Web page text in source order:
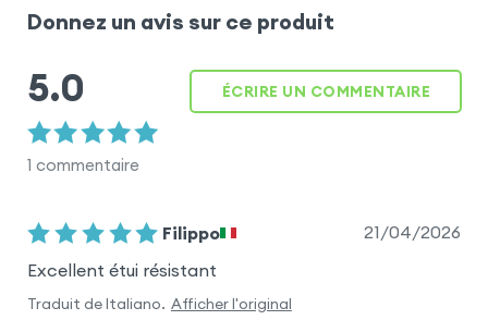
Donnez un avis sur ce produit
5.0
1 commentaire
ÉCRIRE UN COMMENTAIRE
Filippo
21/04/2026
Excellent étui résistant
Traduit deItaliano. Afficher l'original